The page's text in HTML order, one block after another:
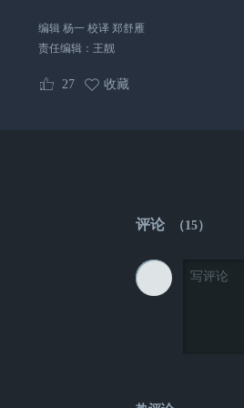
编辑 杨一 校译 郑舒雁
责任编辑： 王靓
27 收藏
评论 （15）